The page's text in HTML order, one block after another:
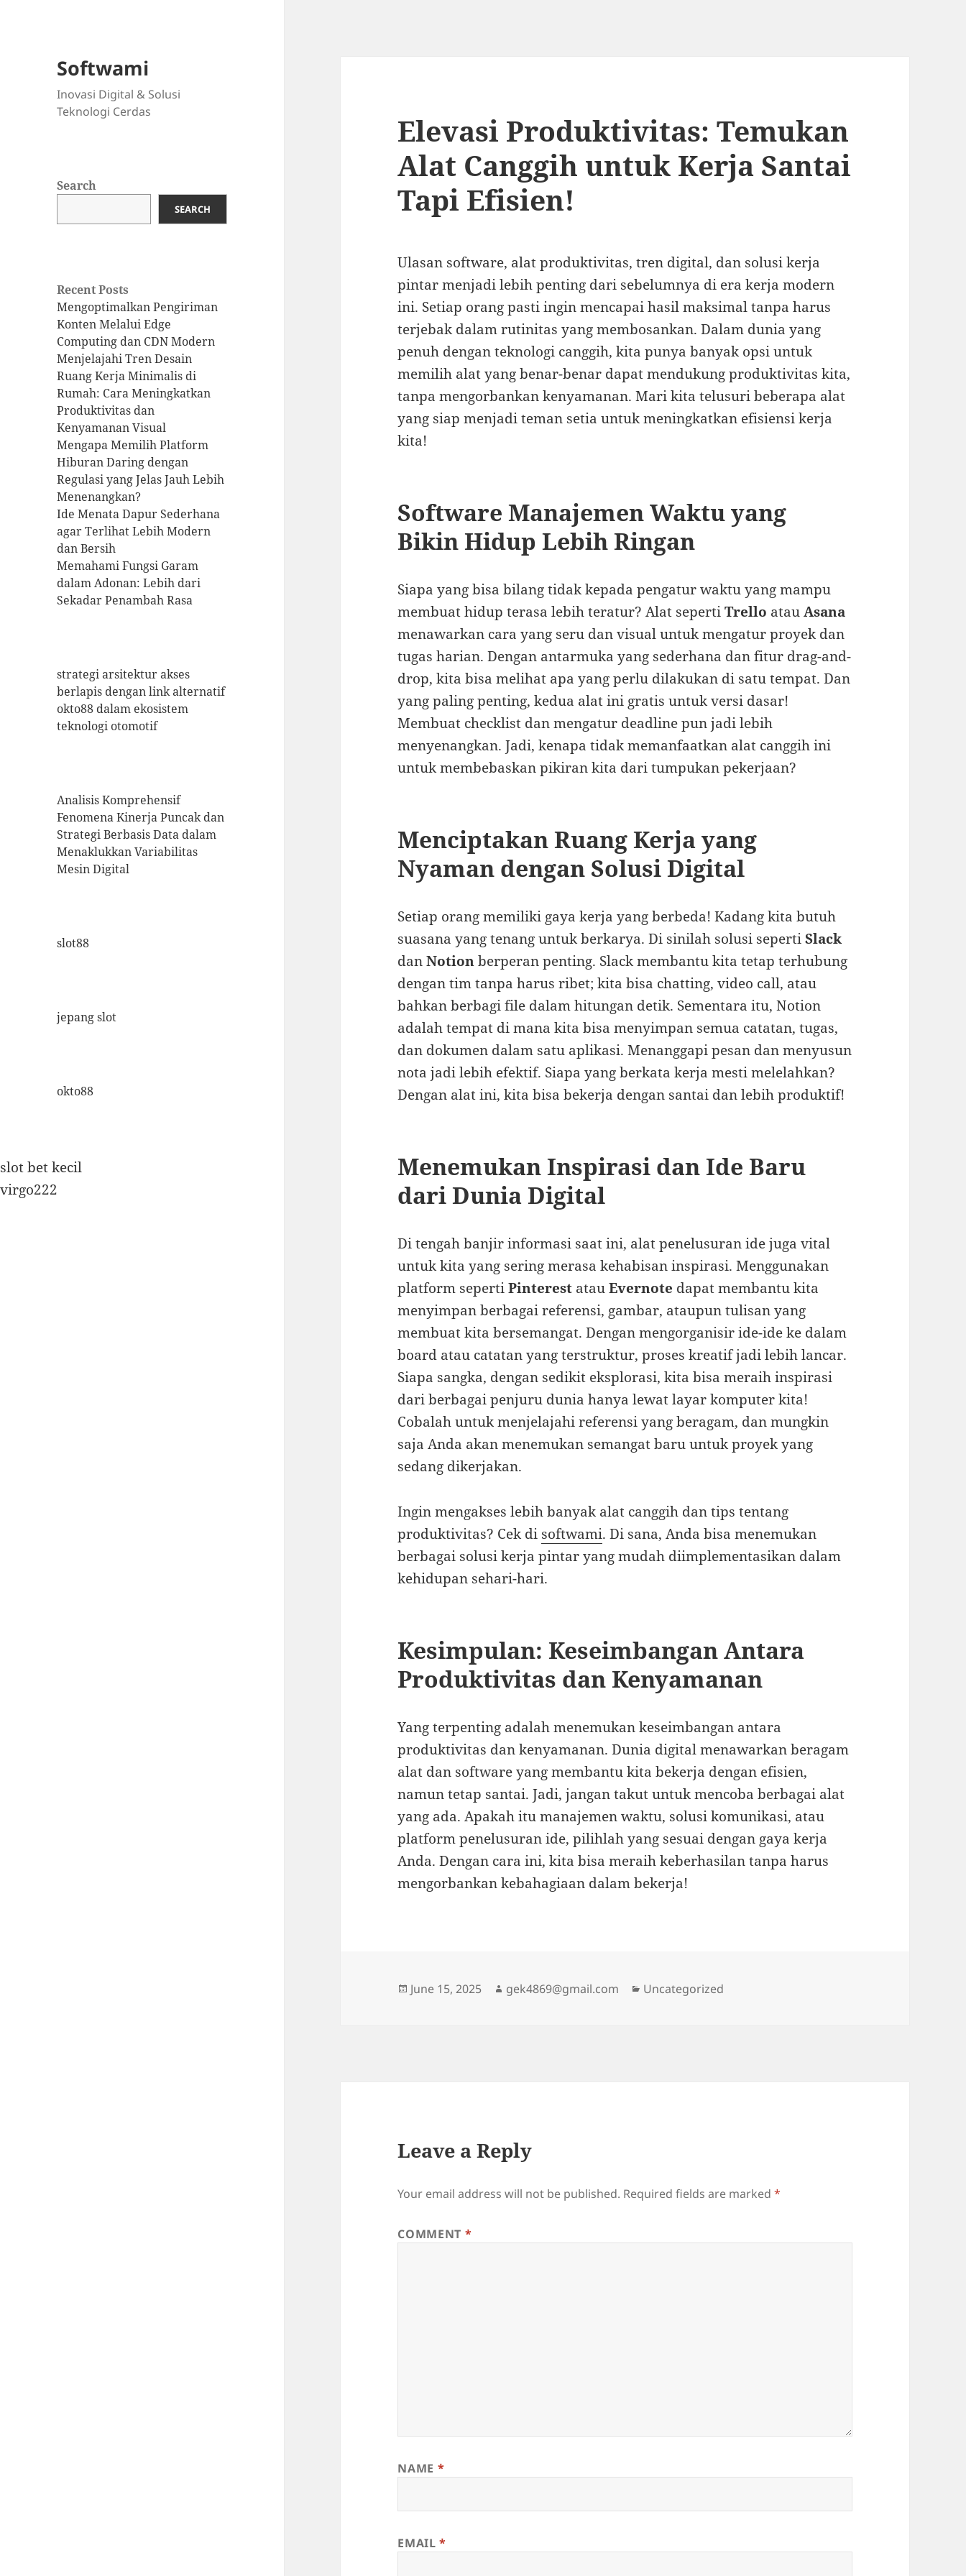
Softwami
Inovasi Digital & Solusi
Teknologi Cerdas
Search
SEARCH
Recent Posts
Mengoptimalkan Pengiriman
Konten Melalui Edge
Computing dan CDN Modern
Menjelajahi Tren Desain
Ruang Kerja Minimalis di
Rumah: Cara Meningkatkan
Produktivitas dan
Kenyamanan Visual
Mengapa Memilih Platform
Hiburan Daring dengan
Regulasi yang Jelas Jauh Lebih
Menenangkan?
Ide Menata Dapur Sederhana
agar Terlihat Lebih Modern
dan Bersih
Memahami Fungsi Garam
dalam Adonan: Lebih dari
Sekadar Penambah Rasa
strategi arsitektur akses
berlapis dengan link alternatif
okto88 dalam ekosistem
teknologi otomotif
Analisis Komprehensif
Fenomena Kinerja Puncak dan
Strategi Berbasis Data dalam
Menaklukkan Variabilitas
Mesin Digital
slot88
jepang slot
okto88
slot bet kecil
virgo222
Elevasi Produktivitas: Temukan
Alat Canggih untuk Kerja Santai
Tapi Efisien!
Ulasan software, alat produktivitas, tren digital, dan solusi kerja
pintar menjadi lebih penting dari sebelumnya di era kerja modern
ini. Setiap orang pasti ingin mencapai hasil maksimal tanpa harus
terjebak dalam rutinitas yang membosankan. Dalam dunia yang
penuh dengan teknologi canggih, kita punya banyak opsi untuk
memilih alat yang benar-benar dapat mendukung produktivitas kita,
tanpa mengorbankan kenyamanan. Mari kita telusuri beberapa alat
yang siap menjadi teman setia untuk meningkatkan efisiensi kerja
kita!
Software Manajemen Waktu yang
Bikin Hidup Lebih Ringan
Siapa yang bisa bilang tidak kepada pengatur waktu yang mampu
membuat hidup terasa lebih teratur? Alat sepertiTrello atauAsana
menawarkan cara yang seru dan visual untuk mengatur proyek dan
tugas harian. Dengan antarmuka yang sederhana dan fitur drag-and-
drop, kita bisa melihat apa yang perlu dilakukan di satu tempat. Dan
yang paling penting, kedua alat ini gratis untuk versi dasar!
Membuat checklist dan mengatur deadline pun jadi lebih
menyenangkan. Jadi, kenapa tidak memanfaatkan alat canggih ini
untuk membebaskan pikiran kita dari tumpukan pekerjaan?
Menciptakan Ruang Kerja yang
Nyaman dengan Solusi Digital
Setiap orang memiliki gaya kerja yang berbeda! Kadang kita butuh
suasana yang tenang untuk berkarya. Di sinilah solusi sepertiSlack
danNotionberperan penting. Slack membantu kita tetap terhubung
dengan tim tanpa harus ribet; kita bisa chatting, video call, atau
bahkan berbagi file dalam hitungan detik. Sementara itu, Notion
adalah tempat di mana kita bisa menyimpan semua catatan, tugas,
dan dokumen dalam satu aplikasi. Menanggapi pesan dan menyusun
nota jadi lebih efektif. Siapa yang berkata kerja mesti melelahkan?
Dengan alat ini, kita bisa bekerja dengan santai dan lebih produktif!
Menemukan Inspirasi dan Ide Baru
dari Dunia Digital
Di tengah banjir informasi saat ini, alat penelusuran ide juga vital
untuk kita yang sering merasa kehabisan inspirasi. Menggunakan
platform sepertiPinterest atauEvernote dapat membantu kita
menyimpan berbagai referensi, gambar, ataupun tulisan yang
membuat kita bersemangat. Dengan mengorganisir ide-ide ke dalam
board atau catatan yang terstruktur, proses kreatif jadi lebih lancar.
Siapa sangka, dengan sedikit eksplorasi, kita bisa meraih inspirasi
dari berbagai penjuru dunia hanya lewat layar komputer kita!
Cobalah untuk menjelajahi referensi yang beragam, dan mungkin
saja Anda akan menemukan semangat baru untuk proyek yang
sedang dikerjakan.
Ingin mengakses lebih banyak alat canggih dan tips tentang
produktivitas? Cek di softwami. Di sana, Anda bisa menemukan
berbagai solusi kerja pintar yang mudah diimplementasikan dalam
kehidupan sehari-hari.
Kesimpulan: Keseimbangan Antara
Produktivitas dan Kenyamanan
Yang terpenting adalah menemukan keseimbangan antara
produktivitas dan kenyamanan. Dunia digital menawarkan beragam
alat dan software yang membantu kita bekerja dengan efisien,
namun tetap santai. Jadi, jangan takut untuk mencoba berbagai alat
yang ada. Apakah itu manajemen waktu, solusi komunikasi, atau
platform penelusuran ide, pilihlah yang sesuai dengan gaya kerja
Anda. Dengan cara ini, kita bisa meraih keberhasilan tanpa harus
mengorbankan kebahagiaan dalam bekerja!
Posted
June 15, 2025 Author
gek4869@gmail.com Categories
Uncategorized
Leave a Reply
Your email address will not be published. Required fields are marked*
COMMENT *
NAME *
EMAIL*